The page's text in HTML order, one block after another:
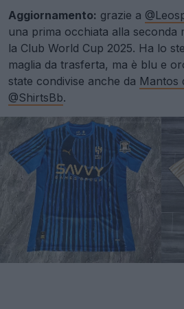
Aggiornamento: grazie a
una prima occhiata alla seconda
la Club World Cup 2025. Ha lo
maglia da trasferta, ma è blu e
state condivise anche da Mantos
@ShirtsBb.